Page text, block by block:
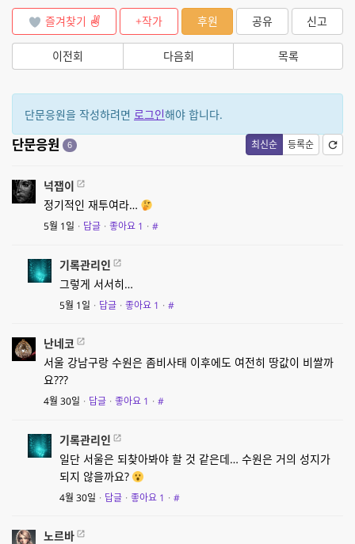
즐겨찾기 +작가 후원 공유 신고
이전회 다음회 목록
단문응원을 작성하려면 로그인해야 합니다.
최신순 등록순
단문응원 6
넉잽이
정기적인 재투여라…
5월 1일 · 답글 · 좋아요 1 · #
기록관리인
그렇게 서서히…
5월 1일 · 답글 · 좋아요 1 · #
난네코
서울 강남구랑 수원은 좀비사태 이후에도 여전히 땅값이 비쌀까
요???
4월 30일 · 답글 · 좋아요 1 · #
기록관리인
일단 서울은 되찾아봐야 할 것 같은데… 수원은 거의 성지가
되지 않을까요?
4월 30일 · 답글 · 좋아요 1 · #
노르바